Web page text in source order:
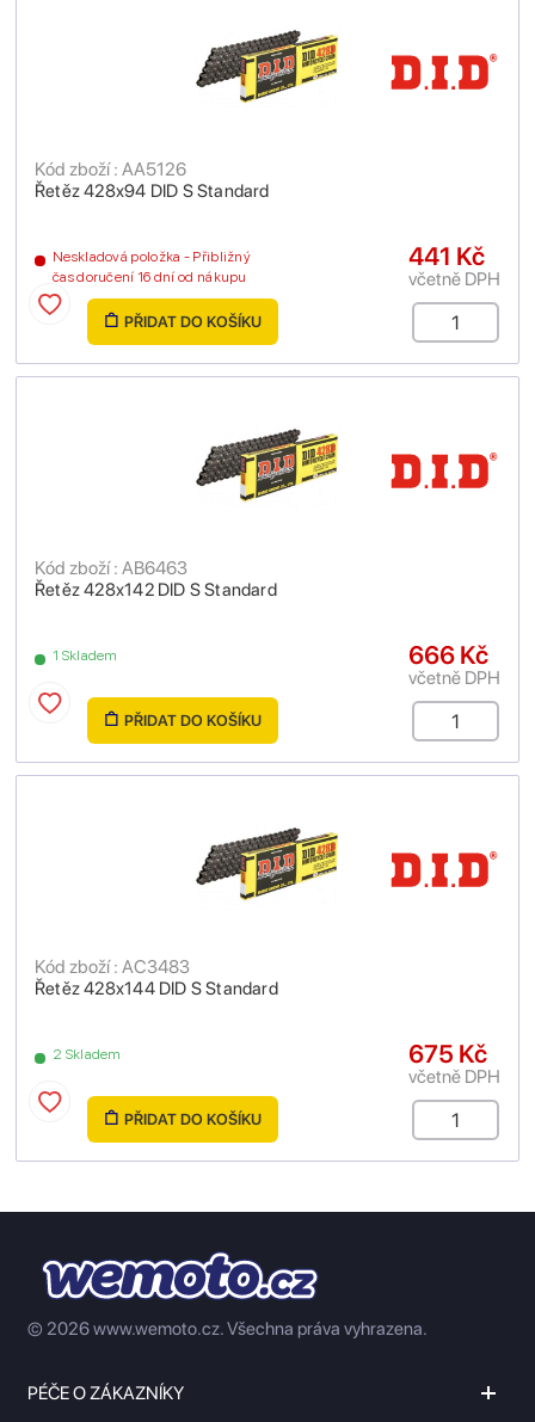
Řetěz 428x94 DID S Standard
Kód zboží : AA5126
Neskladová položka - Přibližný
čas doručení 16 dní od nákupu
441 Kč
včetně DPH
PŘIDAT DO KOŠÍKU
Řetěz 428x142 DID S Standard
Kód zboží : AB6463
1 Skladem 666 Kč
včetně DPH
PŘIDAT DO KOŠÍKU
Řetěz 428x144 DID S Standard
Kód zboží : AC3483
2 Skladem 675 Kč
včetně DPH
PŘIDAT DO KOŠÍKU
© 2026 www.wemoto.cz.Všechna práva vyhrazena.
PÉČE O ZÁKAZNÍKY